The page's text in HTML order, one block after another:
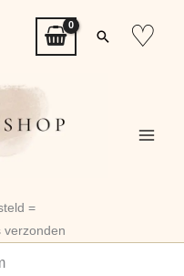
Zoeken
♡
=
verzonden